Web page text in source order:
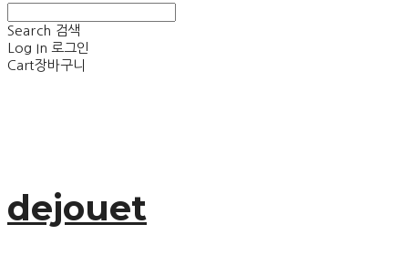
Search 검색
Log In 로그인
Cart장바구니
dejouet